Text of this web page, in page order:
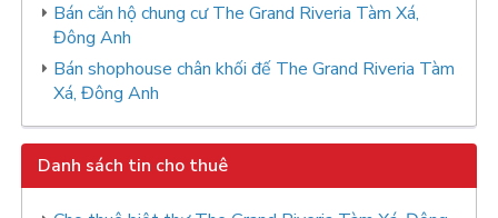
Bán căn hộ chung cư The Grand Riveria Tàm Xá,
Đông Anh
Bán shophouse chân khối đế The Grand Riveria Tàm
Xá, Đông Anh
Danh sách tin cho thuê